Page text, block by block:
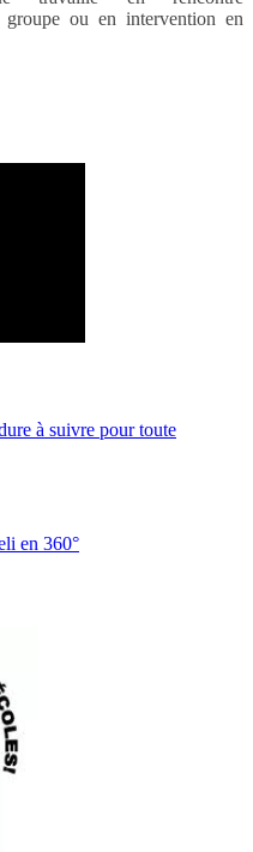
ou en intervention en
à suivre pour toute
en 360°